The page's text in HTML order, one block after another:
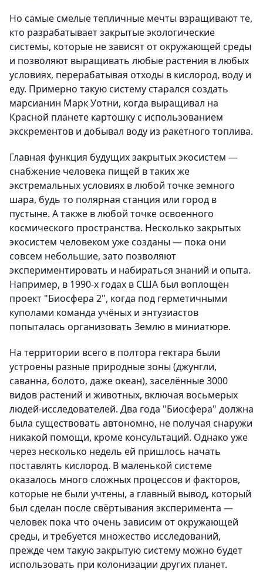
Но самые смелые тепличные мечты взращивают те,
кто разрабатывает закрытые экологические
системы, которые не зависят от окружающей среды
и позволяют выращивать любые растения в любых
условиях, перерабатывая отходы в кислород, воду и
еду. Примерно такую систему старался создать
марсианин Марк Уотни, когда выращивал на
Красной планете картошку с использованием
экскрементов и добывал воду из ракетного топлива.
Главная функция будущих закрытых экосистем —
снабжение человека пищей в таких же
экстремальных условиях в любой точке земного
шара, будь то полярная станция или город в
пустыне. А также в любой точке освоенного
космического пространства. Несколько закрытых
экосистем человеком уже созданы — пока они
совсем небольшие, зато позволяют
экспериментировать и набираться знаний и опыта.
Например, в 1990-х годах в США был воплощён
проект "Биосфера 2", когда под герметичными
куполами команда учёных и энтузиастов
попыталась организовать Землю в миниатюре.
На территории всего в полтора гектара были
устроены разные природные зоны (джунгли,
саванна, болото, даже океан), заселённые 3000
видов растений и животных, включая восьмерых
людей-исследователей. Два года "Биосфера" должна
была существовать автономно, не получая снаружи
никакой помощи, кроме консультаций. Однако уже
через несколько недель ей пришлось начать
поставлять кислород. В маленькой системе
оказалось много сложных процессов и факторов,
которые не были учтены, а главный вывод, который
был сделан после свёртывания эксперимента —
человек пока что очень зависим от окружающей
среды, и требуется множество исследований,
прежде чем такую закрытую систему можно будет
использовать при колонизации других планет.